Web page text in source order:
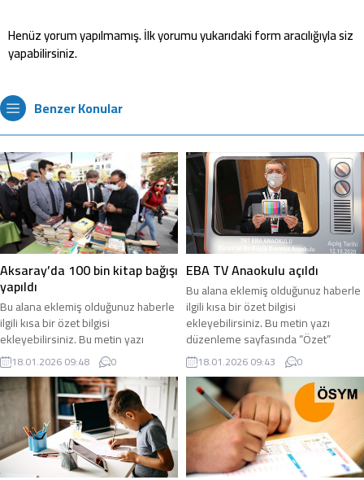
Henüz yorum yapılmamış. İlk yorumu yukarıdaki form aracılığıyla siz
yapabilirsiniz.
Benzer Konular
Aksaray’da 100 bin kitap bağışı
yapıldı
Bu alana eklemiş olduğunuz haberle
ilgili kısa bir özet bilgisi
ekleyebilirsiniz. Bu metin yazı
düzenleme sayfasında “Özet”
bölümünden eklenebilir. Özet
eklenmişse başlık altında kalın
olarak bu şekilde gösterilir,
eklenmemişse bu alan boş kalır.
18.01.2026 09:48 0
EBA TV Anaokulu açıldı
Bu alana eklemiş olduğunuz haberle
ilgili kısa bir özet bilgisi
ekleyebilirsiniz. Bu metin yazı
düzenleme sayfasında “Özet”
bölümünden eklenebilir. Özet
eklenmişse başlık altında kalın
olarak bu şekilde gösterilir,
eklenmemişse bu alan boş kalır.
18.01.2026 09:43 0